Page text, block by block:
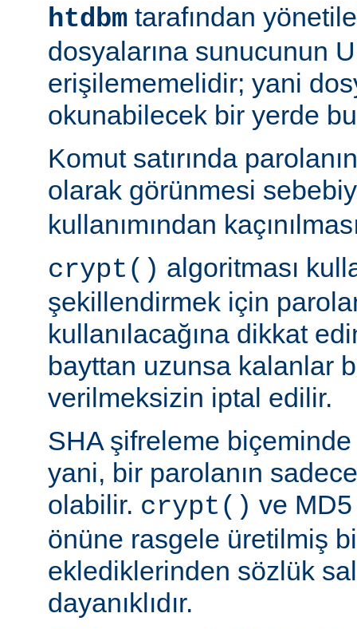
htdbm tarafından
dosyalarına sunucunun
erişilememelidir; yani
okunabilecek bir yerde
Komut satırında
olarak görünmesi
kullanımından
crypt() algoritması
şekillendirmek için
kullanılacağına dikkat
bayttan uzunsa kalanlar
verilmeksizin iptal edilir.
SHA şifreleme
yani, bir parolanın
olabilir. crypt() ve
önüne rasgele üretilmiş
eklediklerinden sözlük
dayanıklıdır.